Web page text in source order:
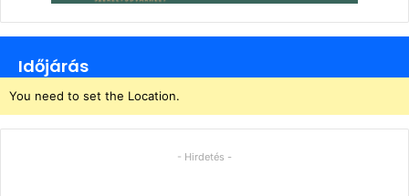
Időjárás
You need to set the Location.
- Hirdetés -